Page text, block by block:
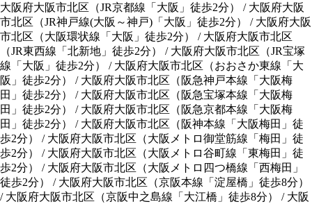
大阪府大阪市北区 （JR京都線「大阪」徒歩2分） / 大阪府大阪
市北区 （JR神戸線(大阪～神戸)「大阪」徒歩2分） / 大阪府大阪
市北区 （大阪環状線「大阪」徒歩2分） / 大阪府大阪市北区
（JR東西線「北新地」徒歩2分） / 大阪府大阪市北区 （JR宝塚
線「大阪」徒歩2分） / 大阪府大阪市北区 （おおさか東線「大
阪」徒歩2分） / 大阪府大阪市北区 （ 阪急神戸本線「大阪梅
田」徒歩2分） / 大阪府大阪市北区 （ 阪急宝塚本線「大阪梅
田」徒歩2分） / 大阪府大阪市北区 （ 阪急京都本線「大阪梅
田」徒歩2分） / 大阪府大阪市北区 （ 阪神本線「大阪梅田」徒
歩2分） / 大阪府大阪市北区 （大阪メトロ御堂筋線「梅田」徒
歩2分） / 大阪府大阪市北区 （大阪メトロ谷町線「東梅田」徒
歩2分） / 大阪府大阪市北区 （大阪メトロ四つ橋線「西梅田」
徒歩2分） / 大阪府大阪市北区 （京阪本線「淀屋橋」徒歩8分）
/ 大阪府大阪市北区 （京阪中之島線「大江橋」徒歩8分） / 大阪